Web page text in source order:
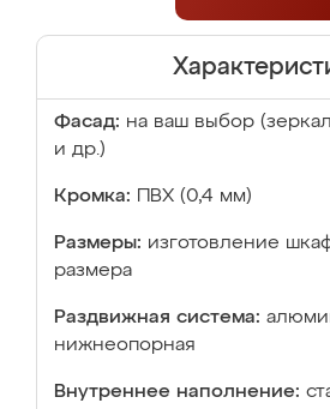
Фасад: на ваш выбор
и др.)
Кромка: ПВХ (0,4 мм)
Размеры: изготовление
размера
Раздвижная система:
нижнеопорная
Внутреннее наполнение: